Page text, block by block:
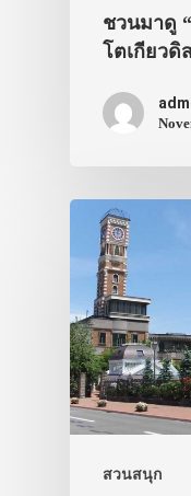
ชวนมาดู
โตเกียว
สวนสนุก